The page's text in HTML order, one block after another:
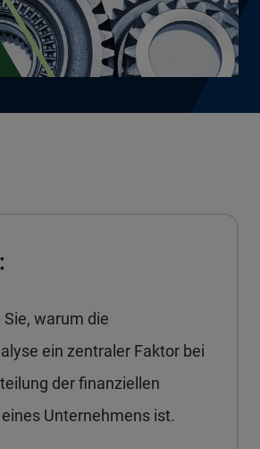
Sie, warum die
ein zentraler Faktor bei
der finanziellen
Unternehmens ist.